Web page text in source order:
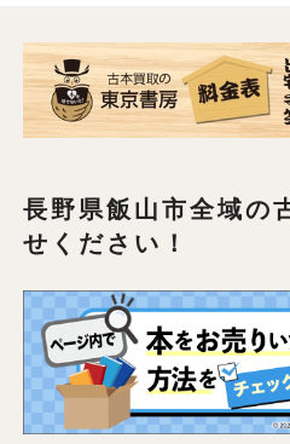
長野県飯山市全域の
せください！